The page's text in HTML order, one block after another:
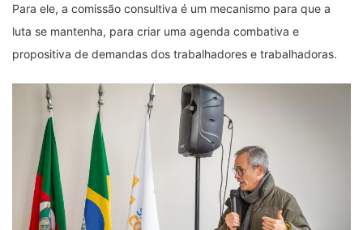
Para ele, a comissão consultiva é um mecanismo para que a
luta se mantenha, para criar uma agenda combativa e
propositiva de demandas dos trabalhadores e trabalhadoras.